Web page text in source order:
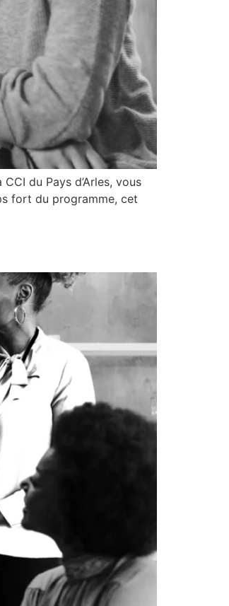
du Pays d’Arles, vous
fort du programme, cet